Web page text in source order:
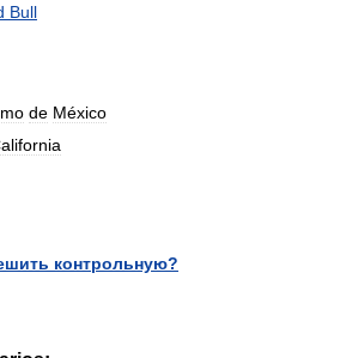
Bull
de México
контрольную?